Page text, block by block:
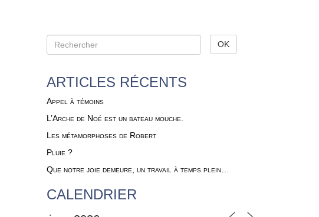
ARTICLES RÉCENTS
Appel à témoins
L’Arche de Noé est un bateau mouche.
Les métamorphoses de Robert
Pluie ?
Que notre joie demeure, un travail à temps plein…
CALENDRIER